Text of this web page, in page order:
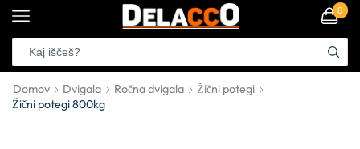
0
Domov Dvigala Ročna dvigala
Žični potegi
Žični potegi 800kg